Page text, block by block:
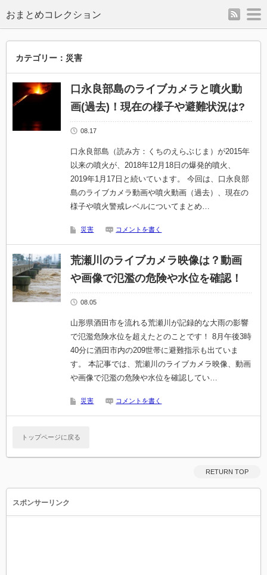
rss
カテゴリー：災害
口永良部島のライブカメラと噴火動
画(過去)！現在の様子や避難状況は?
08.17
口永良部島（読み方：くちのえらぶじま）が2015年
以来の噴火が、2018年12月18日の爆発的噴火、
2019年1月17日と続いています。 今回は、口永良部
島のライブカメラ動画や噴火動画（過去）、現在の
様子や噴火警戒レベルについてまとめ…
災害 コメントを書く
荒瀬川のライブカメラ映像は？動画
や画像で氾濫の危険や水位を確認！
08.05
山形県酒田市を流れる荒瀬川が記録的な大雨の影響
で氾濫危険水位を超えたとのことです！ 8月午後3時
40分に酒田市内の209世帯に避難指示も出ていま
す。 本記事では、荒瀬川のライブカメラ映像、動画
や画像で氾濫の危険や水位を確認してい…
災害 コメントを書く
トップページに戻る
RETURN TOP
スポンサーリンク